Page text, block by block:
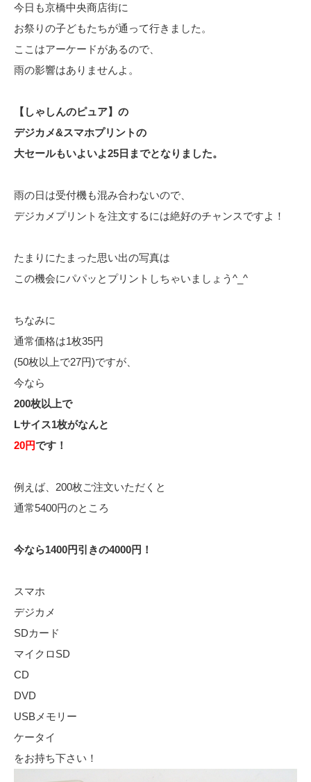
今日も京橋中央商店街に
お祭りの子どもたちが通って行きました。
ここはアーケードがあるので、
雨の影響はありませんよ。
【しゃしんのピュア】の
デジカメ&スマホプリントの
大セールもいよいよ25日までとなりました。
雨の日は受付機も混み合わないので、
デジカメプリントを注文するには絶好のチャンスですよ！
たまりにたまった思い出の写真は
この機会にパパッとプリントしちゃいましょう^_^
ちなみに
通常価格は1枚35円
(50枚以上で27円)ですが、
今なら
200枚以上で
Lサイス1枚がなんと
20円です！
例えば、200枚ご注文いただくと
通常5400円のところ
今なら1400円引きの4000円！
スマホ
デジカメ
SDカード
マイクロSD
CD
DVD
USBメモリー
ケータイ
をお持ち下さい！